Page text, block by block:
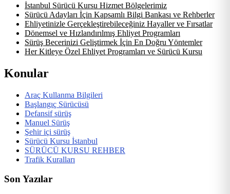
İstanbul Sürücü Kursu Hizmet Bölgelerimiz
Sürücü Adayları İçin Kapsamlı Bilgi Bankası ve Rehberler
Ehliyetinizle Gerçekleştirebileceğiniz Hayaller ve Fırsatlar
Dönemsel ve Hızlandırılmış Ehliyet Programları
Sürüş Becerinizi Geliştirmek İçin En Doğru Yöntemler
Her Kitleye Özel Ehliyet Programları ve Sürücü Kursu
Konular
Araç Kullanma Bilgileri
Başlangıç Sürücüsü
Defansif sürüş
Manuel Sürüş
Şehir içi sürüş
Sürücü Kursu İstanbul
SÜRÜCÜ KURSU REHBER
Trafik Kuralları
Son Yazılar